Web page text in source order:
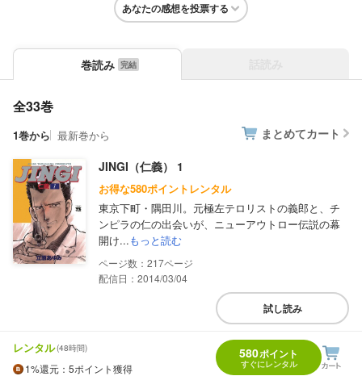
あなたの感想を投票する
巻読み
全33巻
1巻から 最新巻から まとめてカート
JINGI（仁義） 1
お得な580ポイントレンタル
東京下町・隅田川。元極左テロリストの義郎と、チ
ンピラの仁の出会いが、ニューアウトロー伝説の幕
開け...もっと読む
217
配信日：2014/03/04
試し読み
レンタル(48時間)
1%還元 ：5ポイント獲得
580ポイント
すぐにレンタル